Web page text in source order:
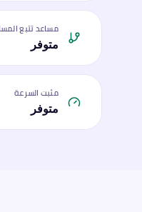
مساعد تتبع
متوفر
مثبت السرعة
متوفر